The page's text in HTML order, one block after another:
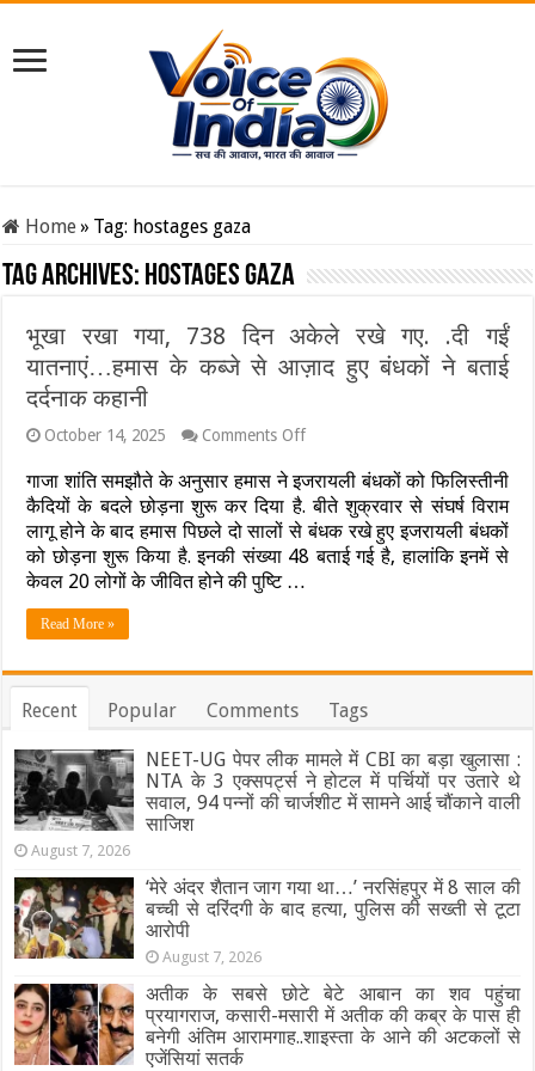
Home» Tag: hostages gaza
Tag Archives: hostages gaza
भूखा रखा गया, 738 दिन अकेले रखे गए. .दी गईं
यातनाएं…हमास के कब्जे से आज़ाद हुए बंधकों ने बताई
दर्दनाक कहानी
October 14, 2025 Comments Offon
रखा
गया,
738
दिन
अकेले
हमास
कब्जे
आज़ाद
हुए
बंधकों
कहानी
गाजा शांति समझौते के अनुसार हमास ने इजरायली बंधकों को फिलिस्तीनी
कैदियों के बदले छोड़ना शुरू कर दिया है. बीते शुक्रवार से संघर्ष विराम
लागू होने के बाद हमास पिछले दो सालों से बंधक रखे हुए इजरायली बंधकों
को छोड़ना शुरू किया है. इनकी संख्या 48 बताई गई है, हालांकि इनमें से
केवल 20 लोगों के जीवित होने की पुष्टि …
Read More »
Recent Popular Comments Tags
NEET-UG पेपर लीक मामले में CBI का बड़ा खुलासा :
NTA के 3 एक्सपर्ट्स ने होटल में पर्चियों पर उतारे थे
सवाल, 94 पन्नों की चार्जशीट में सामने आई चौंकाने वाली
साजिश
August 7, 2026
‘मेरे अंदर शैतान जाग गया था…’ नरसिंहपुर में 8 साल की
बच्ची से दरिंदगी के बाद हत्या, पुलिस की सख्ती से टूटा
आरोपी
August 7, 2026
अतीक के सबसे छोटे बेटे आबान का शव पहुंचा
प्रयागराज, कसारी-मसारी में अतीक की कब्र के पास ही
बनेगी अंतिम आरामगाह..शाइस्ता के आने की अटकलों से
एजेंसियां सतर्क